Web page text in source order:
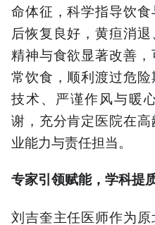
命体征，科学指导饮
后恢复良好，黄疸消
精神与食欲显著改善
常饮食，顺利渡过危
技术、严谨作风与暖
谢，充分肯定医院在
业能力与责任担当。
专家引领赋能，学科提
刘吉奎主任医师作为